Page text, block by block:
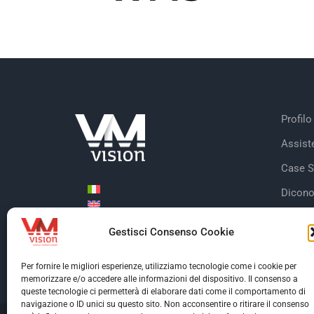
Gestisci Consenso Cookie
Per fornire le migliori esperienze, utilizziamo tecnologie come i cookie per
memorizzare e/o accedere alle informazioni del dispositivo. Il consenso a
queste tecnologie ci permetterà di elaborare dati come il comportamento di
navigazione o ID unici su questo sito. Non acconsentire o ritirare il consenso
Profilo
Case